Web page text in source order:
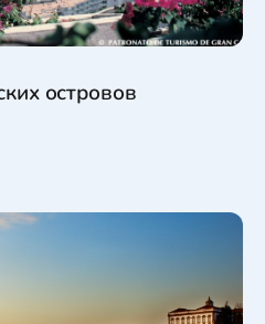
островов